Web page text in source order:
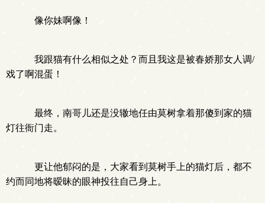
像你妹啊像！
我跟猫有什么相似之处？而且我这是被春娇那女人调/
戏了啊混蛋！
最终，南哥儿还是没辙地任由莫树拿着那傻到家的猫
灯往衙门走。
更让他郁闷的是，大家看到莫树手上的猫灯后，都不
约而同地将暧昧的眼神投往自己身上。